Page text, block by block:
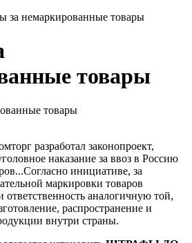
за немаркированные товары
товары
разработал законопроект,
наказание за ввоз в Россию
инициативе, за
маркировки товаров
ответственность аналогичную той,
распространение и
внутри страны.